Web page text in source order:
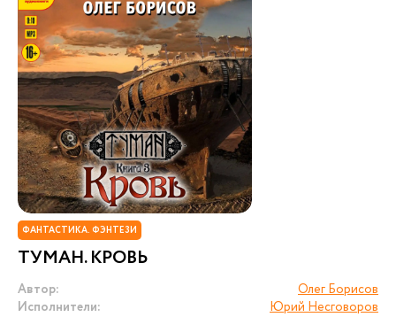
ФАНТАСТИКА. ФЭНТЕЗИ
ТУМАН. КРОВЬ
Автор:
Олег Борисов
Исполнители:
Юрий Несговоров